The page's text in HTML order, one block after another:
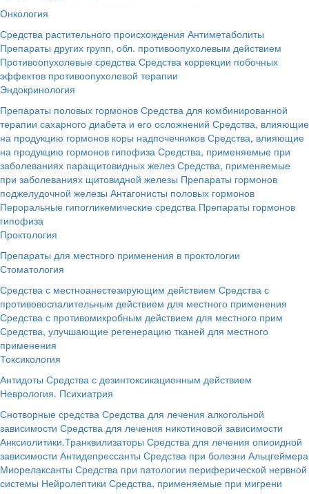
Онкология
Средства растительного происхождения Антиметаболиты
Препараты других групп, обл. противоопухолевым действием
Противоопухолевые средства Средства коррекции побочных
эффектов противоопухолевой терапии
Эндокринология
Препараты половых гормонов Средства для комбинированной
терапии сахарного диабета и его осложнений Средства, влияющие
на продукцию гормонов коры надпочечников Средства, влияющие
на продукцию гормонов гипофиза Средства, применяемые при
заболеваниях паращитовидных желез Средства, применяемые
при заболеваниях щитовидной железы Препараты гормонов
поджелудочной железы Антагонисты половых гормонов
Пероральные гипогликемические средства Препараты гормонов
гипофиза
Проктология
Препараты для местного применения в проктологии
Стоматология
Средства с местноанестезирующим действием Средства с
противовоспалительным действием для местного применения
Средства с противомикробным действием для местного прим
Средства, улучшающие регенерацию тканей для местного
применения
Токсикология
Антидоты Средства с дезинтоксикационным действием
Неврология. Психиатрия
Снотворные средства Средства для лечения алкогольной
зависимости Средства для лечения никотиновой зависимости
Анксиолитики.Транквилизаторы Средства для лечения опиоидной
зависимости Антидепрессанты Средства при болезни Альцгеймера
Миорелаксанты Средства при патологии периферической нервной
системы Нейролептики Средства, применяемые при мигрени